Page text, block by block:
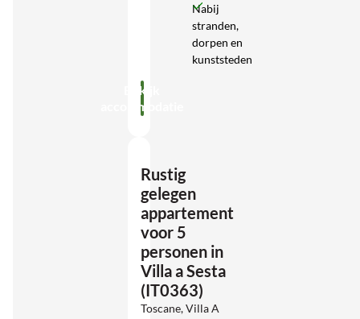
Nabij
stranden,
dorpen en
kunststeden
Bekijk
accommodatie
Rustig
gelegen
appartement
voor 5
personen in
Villa a Sesta
(IT0363)
Toscane, Villa A